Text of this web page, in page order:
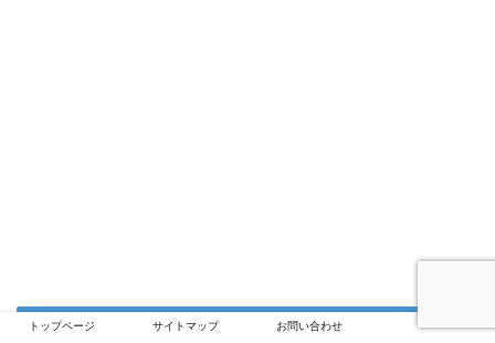
のえりんの本名は？
トップページ サイトマップ お問い合わせ